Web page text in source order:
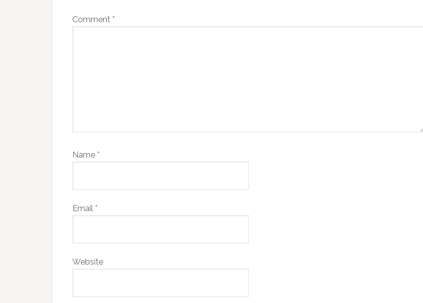
Comment *
Name *
Email *
Website